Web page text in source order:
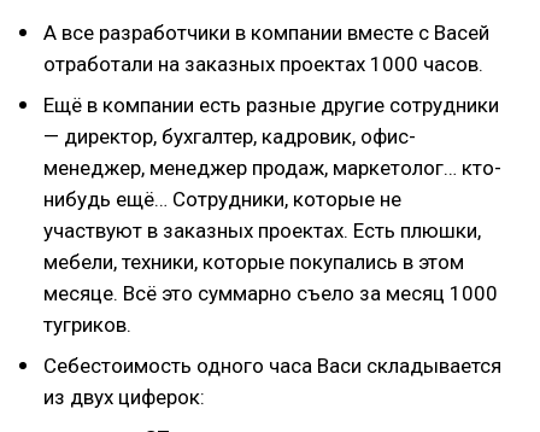
А все разработчики в компании вместе с Васей
отработали на заказных проектах 1000 часов.
Ещё в компании есть разные другие сотрудники
— директор, бухгалтер, кадровик, офис-
менеджер, менеджер продаж, маркетолог… кто-
нибудь ещё… Сотрудники, которые не
участвуют в заказных проектах. Есть плюшки,
мебели, техники, которые покупались в этом
месяце. Всё это суммарно съело за месяц 1000
тугриков.
Себестоимость одного часа Васи складывается
из двух циферок: